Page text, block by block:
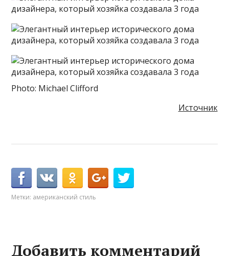
Photo: Michael Clifford
Источник
Метки: американский стиль
Добавить комментарий